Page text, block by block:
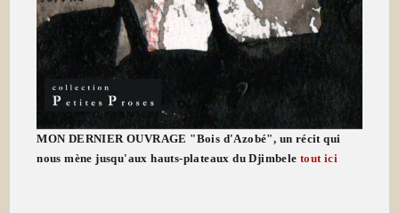
MON DERNIER OUVRAGE "Bois d'Azobé", un récit qui
nous mène jusqu'aux hauts-plateaux du Djimbeletout ici